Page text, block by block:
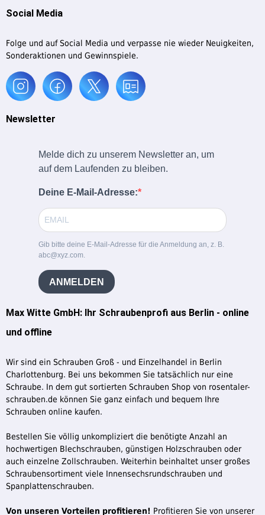
Max Witte GmbH: Ihr Schraubenprofi aus Berlin - online
und offline
Wir sind ein Schrauben Groß - und Einzelhandel in Berlin
Charlottenburg. Bei uns bekommen Sie tatsächlich nur eine
Schraube. In dem gut sortierten Schrauben Shop von rosentaler-
schrauben.de können Sie ganz einfach und bequem Ihre
Schrauben online kaufen.
Bestellen Sie völlig unkompliziert die benötigte Anzahl an
hochwertigen Blechschrauben, günstigen Holzschrauben oder
auch einzelne Zollschrauben. Weiterhin beinhaltet unser großes
Schraubensortiment viele Innensechsrundschrauben und
Spanplattenschrauben.
Von unseren Vorteilen profitieren! Profitieren Sie von unserer
Social Media
Folge und auf Social Media und verpasse nie wieder Neuigkeiten,
Sonderaktionen und Gewinnspiele.
Newsletter
Melde dich zu unserem Newsletter an, um
auf dem Laufenden zu bleiben.
Deine E-Mail-Adresse:
Gib bitte deine E-Mail-Adresse für die Anmeldung an, z. B.
abc@xyz.com.
ANMELDEN